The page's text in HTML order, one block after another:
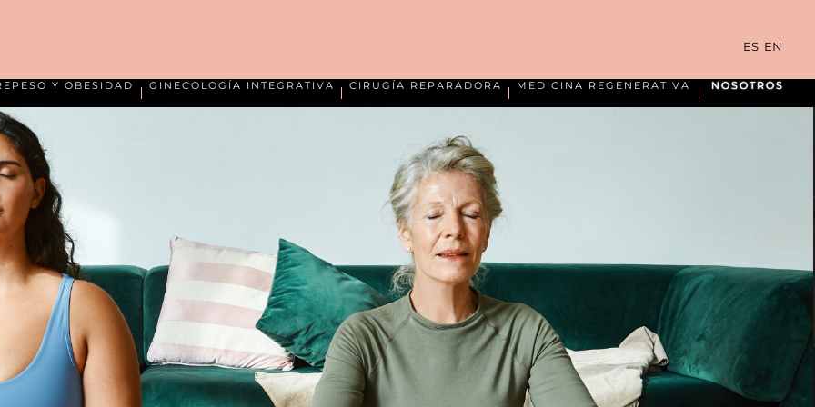
ES EN
Y OBESIDAD GINECOLOGÍA INTEGRATIVA CIRUGÍA REPARADORA MEDICINA REGENERATIVA NOSOTROS